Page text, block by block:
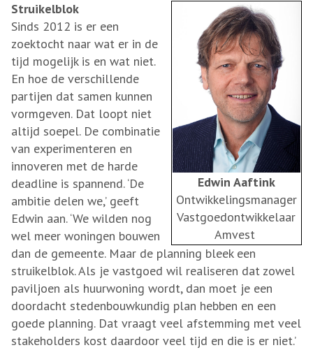
Edwin Aaftink
Ontwikkelingsmanager
Vastgoedontwikkelaar
Amvest
Struikelblok
Sinds 2012 is er een
zoektocht naar wat er in de
tijd mogelijk is en wat niet.
En hoe de verschillende
partijen dat samen kunnen
vormgeven. Dat loopt niet
altijd soepel. De combinatie
van experimenteren en
innoveren met de harde
deadline is spannend. ‘De
ambitie delen we,’ geeft
Edwin aan. ‘We wilden nog
wel meer woningen bouwen
dan de gemeente. Maar de planning bleek een
struikelblok. Als je vastgoed wil realiseren dat zowel
paviljoen als huurwoning wordt, dan moet je een
doordacht stedenbouwkundig plan hebben en een
goede planning. Dat vraagt veel afstemming met veel
stakeholders kost daardoor veel tijd en die is er niet.’